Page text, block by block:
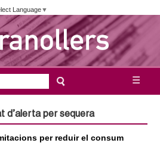
Language▼
☰
e
c
a
d’alerta per sequera
per reduir el consum